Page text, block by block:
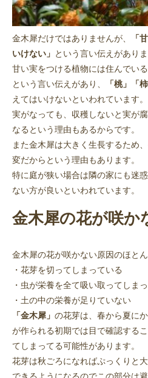
金木犀だけではありませんが、
「
いけない」 という言い伝えがありま
甘い実をつける植物には住んでい
という言い伝えがあり、
「桃」「
えてはいけないといわれています。
実がなっても、収穫しないと実が
なるという理由もあるからです。
また金木犀は大きく生長するため
変だからという理由もあります。
特に庭が狭い場合は隣の家にも迷
ない方が良いといわれています。
金木犀の花が咲か
金木犀の花が咲かない原因のほと
・花芽を切ってしまっている
・虫が栄養を全て吸い取ってしま
・土の中の栄養が足りていない
「金木犀」 の花芽は、春から夏に
が作られる初期では目で確認する
てしまってる可能性があります。
花芽は秋ごろになればぷっくりと
できるようになるのでこの部分は